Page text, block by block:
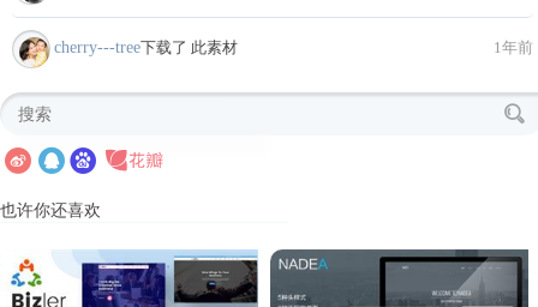
cherry---tree下载了 此素材 1年前
也许你还喜欢